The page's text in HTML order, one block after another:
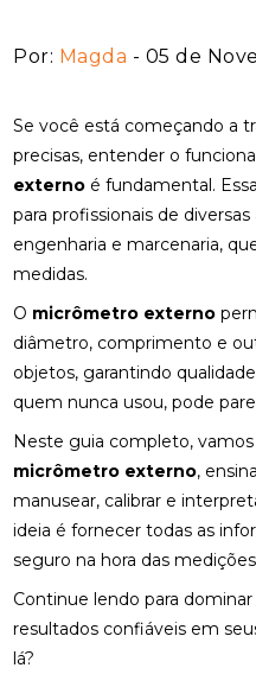
Por: Magda - 05 de
Se você está começando a
precisas, entender o
externo é fundamental.
para profissionais de
engenharia e marcenaria,
medidas.
O micrômetro externo
diâmetro, comprimento e
objetos, garantindo
quem nunca usou, pode
Neste guia completo,
micrômetro externo,
manusear, calibrar e
ideia é fornecer todas as
seguro na hora das
Continue lendo para
resultados confiáveis em
lá?